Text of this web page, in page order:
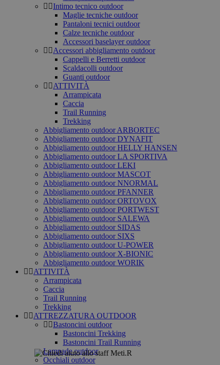
Intimo tecnico outdoor
Maglie tecniche outdoor
Pantaloni tecnici outdoor
Calze tecniche outdoor
Accessori baselayer outdoor
Accessori abbigliamento outdoor
Cappelli e Berretti outdoor
Scaldacolli outdoor
Guanti outdoor
ATTIVITÀ
Arrampicata
Caccia
Trail Running
Trekking
Abbigliamento outdoor ARBORTEC
Abbigliamento outdoor DYNAFIT
Abbigliamento outdoor HELLY HANSEN
Abbigliamento outdoor LA SPORTIVA
Abbigliamento outdoor LEKI
Abbigliamento outdoor MASCOT
Abbigliamento outdoor NNORMAL
Abbigliamento outdoor PFANNER
Abbigliamento outdoor ORTOVOX
Abbigliamento outdoor PORTWEST
Abbigliamento outdoor SALEWA
Abbigliamento outdoor SIDAS
Abbigliamento outdoor SIXS
Abbigliamento outdoor U-POWER
Abbigliamento outdoor X-BIONIC
Abbigliamento outdoor WORIK
ATTIVITÀ
Arrampicata
Caccia
Trail Running
Trekking
ATTREZZATURA OUTDOOR
Bastoncini outdoor
Bastoncini Trekking
Bastoncini Trail Running
Lampade outdoor
Occhiali outdoor